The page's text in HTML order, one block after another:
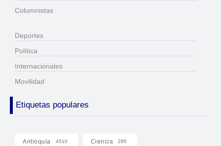
Columnistas
Deportes
Política
Internacionales
Movilidad
Etiquetas populares
Antioquia 4510 Ciencia 285